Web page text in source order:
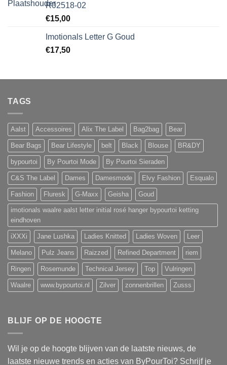
R02518-02
€15,00
Imotionals Letter G Goud
€17,50
TAGS
Aalst Accessoires Alix The Label Bag2bag Bear
Bear Bags Bear Lifestyle belt Black Blouse BR&DY
bypourtoi By Pourtoi Mode By Pourtoi Sieraden
C&S The Label Dames Damesmode Elvy Fashion Esqualo
Fashion Fluresk G-Maxx Geisha Goud
imotionals waalre aalst letter initial rosé hanger bypourtoi ketting
eindhoven
iXXXi Jane Lushka Ladies Knitted Ladies Woven Leer
Melano Pulz Jeans Raizzed Refined Department riem
Ringen Rosemunde Technical Jersey Top Vulringen
Waalre www.bypourtoi.nl Zilver zonnenbrillen Zusss
BLIJF OP DE HOOGTE
Wil je op de hoogte blijven van de laatste nieuws, de
laatste nieuwe trends en acties van ByPourToi? Schrijf je